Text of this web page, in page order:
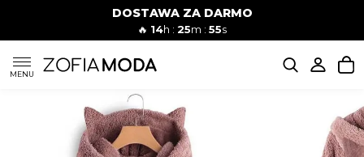
DOSTAWA ZA DARMO
🔥 14h : 25m : 54s
MENU
SUKIENKI